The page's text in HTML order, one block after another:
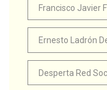
Francisco Javier
Ernesto Ladrón
Desperta Red